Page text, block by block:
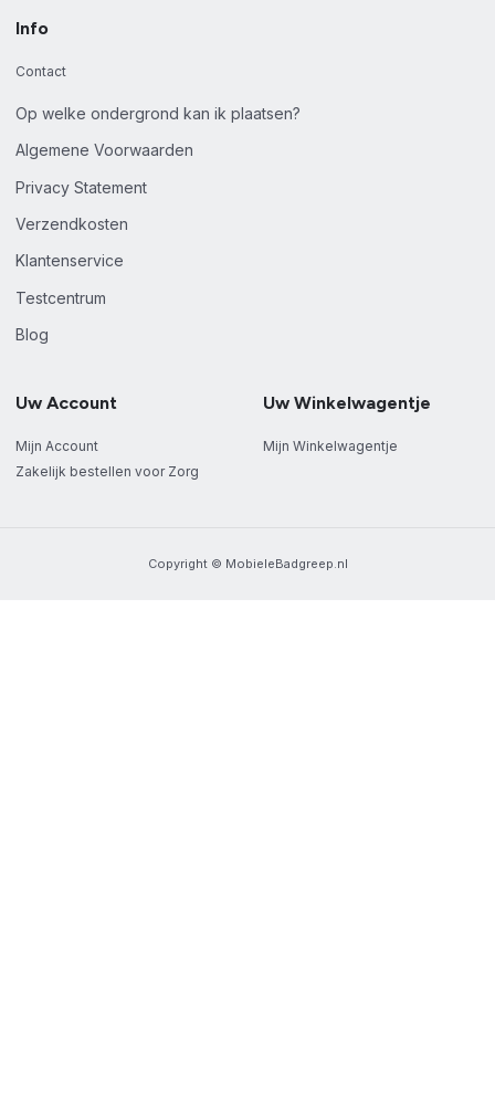
Info
Contact
Op welke ondergrond kan ik plaatsen?
Algemene Voorwaarden
Privacy Statement
Verzendkosten
Klantenservice
Testcentrum
Blog
Uw Account
Mijn Account
Zakelijk bestellen voor Zorg
Uw Winkelwagentje
Mijn Winkelwagentje
Copyright © MobieleBadgreep.nl